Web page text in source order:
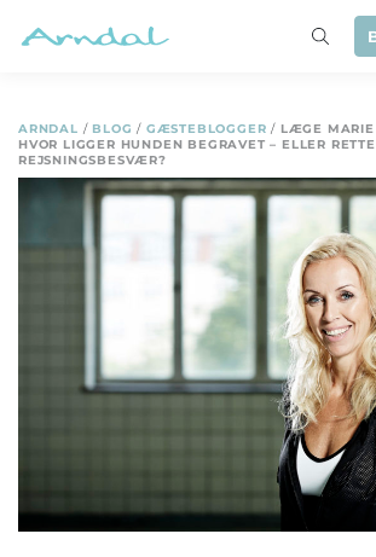
ARNDAL / BLOG / GÆSTEBLOGGER / LÆGE MARIE
HVOR LIGGER HUNDEN BEGRAVET – ELLER
REJSNINGSBESVÆR?